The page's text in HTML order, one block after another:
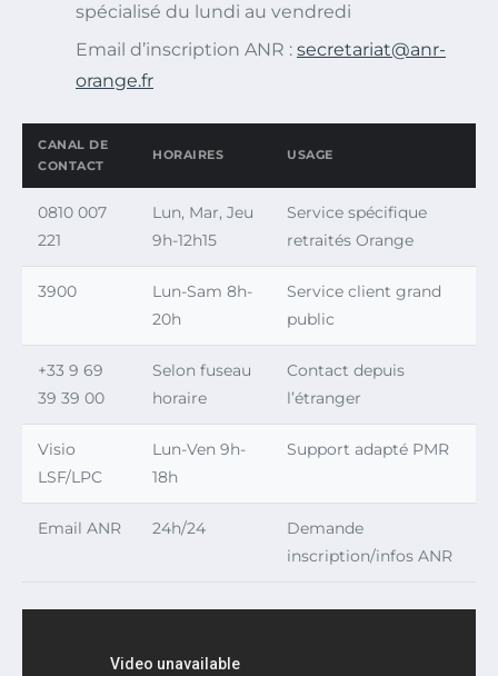
spécialisé du lundi au vendredi
Email d’inscription ANR : secretariat@anr-
orange.fr
CANAL DE
CONTACT
HORAIRES USAGE
0810 007
221
Lun, Mar, Jeu
9h-12h15
Service spécifique
retraités Orange
3900
Lun-Sam 8h-
20h
Service client grand
public
+33 9 69
39 39 00
Selon fuseau
horaire
Contact depuis
l’étranger
Visio
LSF/LPC
Lun-Ven 9h-
18h
Support adapté PMR
Email ANR 24h/24
Demande
inscription/infos ANR